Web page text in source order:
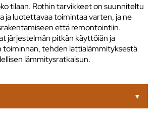
tilaan. Rothin tarvikkeet on suunniteltu
ja luotettavaa toimintaa varten, ja ne
että remontointiin.
järjestelmän pitkän käyttöiän ja
toiminnan, tehden lattialämmityksestä
lämmitysratkaisun.
▼